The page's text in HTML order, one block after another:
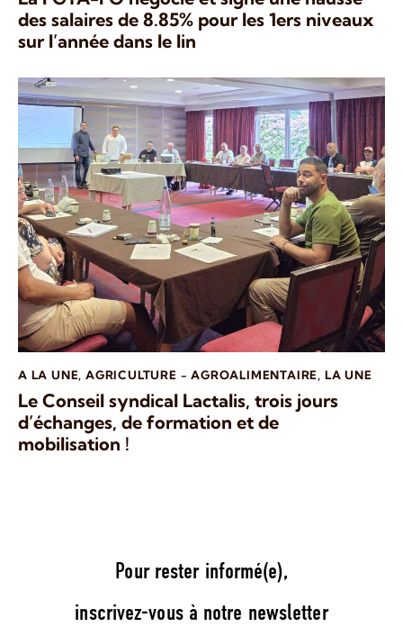
des salaires de 8.85% pour les 1ers niveaux
sur l’année dans le lin
A LA UNE,AGRICULTURE - AGROALIMENTAIRE, LA UNE
Le Conseil syndical Lactalis, trois jours
d’échanges, de formation et de
mobilisation !
Pour rester informé(e),
inscrivez-vous à notre newsletter